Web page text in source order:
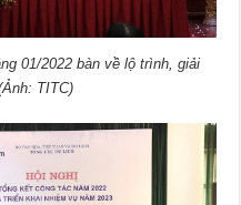
01/2022 bàn về lộ trình, giải
TITC)